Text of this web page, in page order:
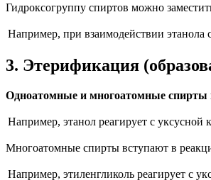
Гидроксогруппу спиртов можно
Например, при взаимодействии этанола
3. Этерификация
Одноатомные и многоатомные спирты
Например, этанол реагирует с уксусной
Многоатомные спирты вступают в
Например, этиленгликоль реагирует с